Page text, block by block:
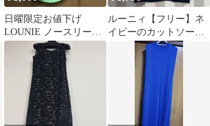
日曜限定お値下げ
LOUNIE ノースリーブ
プルオーバー
ルーニィ【フリー】ネ
イビーのカットソー◎
ドルマン袖 ボートネ
ック◎上品スタイル